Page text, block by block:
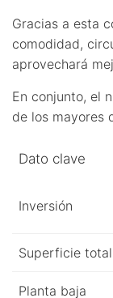
Gracias a esta
comodidad,
aprovechará
En conjunto, el
de los mayores
Dato clave
Inversión
Superficie total
Planta baja